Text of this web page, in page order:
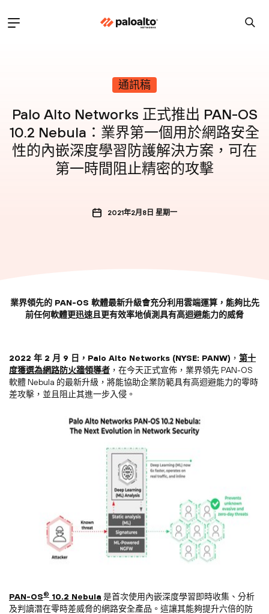
通訊稿
Palo Alto Networks 正式推出 PAN-OS
10.2 Nebula：業界第一個用於網路安全
性的內嵌深度學習防護解決方案，可在
第一時間阻止精密的攻擊
2021年2月8日 星期一
業界領先的 PAN-OS 軟體最新升級會充分利用雲端運算，能夠比先
前任何軟體更迅速且更有效率地偵測具有高迴避能力的威脅
2022 年 2 月 9 日，Palo Alto Networks (NYSE: PANW) ， 第十
度獲選為網路防火牆領導者 ，在今天正式宣佈，業界領先 PAN-OS
軟體 Nebula 的最新升級，將能協助企業防範具有高迴避能力的零時
差攻擊，並且阻止其進一步入侵。
PAN-OS® 10.2 Nebula 是首次使用內嵌深度學習即時收集、分析
及判讀潛在零時差威脅的網路安全產品。這讓其能夠提升六倍的防